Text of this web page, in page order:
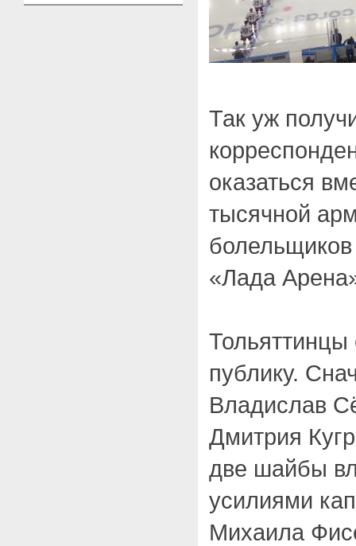
Так уж
оказаться
тысячной
«Лада
Тольяттинцы
публику.
Владислав
Дмитрия
две шайбы
усилиями
Михаила